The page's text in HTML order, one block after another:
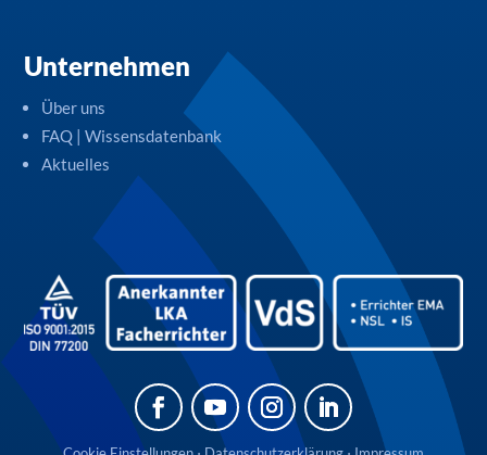
Unternehmen
Über uns
FAQ | Wissensdatenbank
Aktuelles